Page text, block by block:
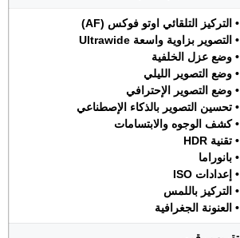
• التركيز التلقائي اوتو فوكس (AF)
• التصوير بزاوية واسعة Ultrawide
• وضع عزل الخلفية
• وضع التصوير الليلي
• وضع التصوير الإحترافي
• تحسين التصوير بالذكاء الإصطناعي
• كشف الوجوه والابتسامات
• تقنية HDR
• بانوراما
• إعدادات ISO
• التركيز باللمس
• العنونة الجغرافية